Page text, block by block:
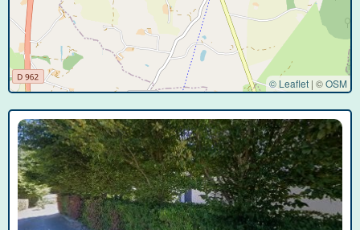
© Leaflet | ©OSM